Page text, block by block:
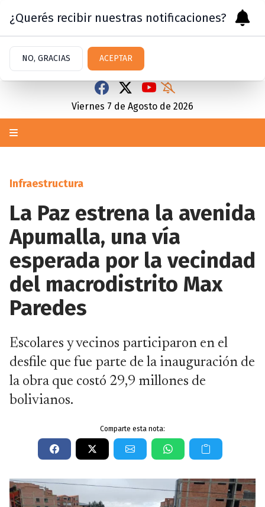
Viernes 7 de Agosto de 2026
Infraestructura
La Paz estrena la avenida
Apumalla, una vía
esperada por la vecindad
del macrodistrito Max
Paredes
Escolares y vecinos participaron en el
desfile que fue parte de la inauguración de
la obra que costó 29,9 millones de
bolivianos.
Comparte esta nota:
¿Querés recibir nuestras notificaciones?
NO, GRACIAS ACEPTAR